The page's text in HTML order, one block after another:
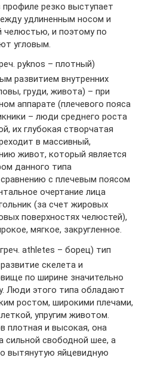
профиле резко выступает
удлиненным носом и
челюстью, и поэтому по
угловым.
pyknos – плотный)
развитием внутренних
груди, живота) – при
аппарате (плечевого пояса
– люди среднего роста
их глубокая створчатая
в массивный,
живот, который является
данного типа
с плечевым поясом
очертание лица
(за счет жировых
поверхностях челюстей),
мягкое, закругленное.
athletes – борец) тип
скелета и
по ширине значительно
Люди этого типа обладают
ростом, широкими плечами,
упругим животом.
плотная и высокая, она
сильной свободной шее, а
вытянутую яйцевидную